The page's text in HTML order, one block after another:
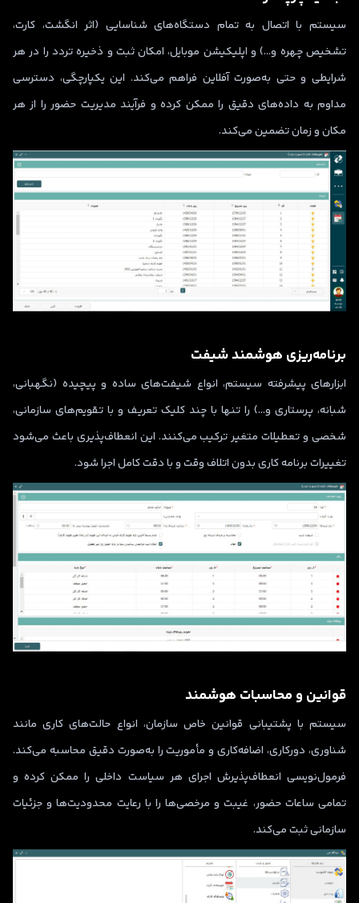
سیستم با اتصال به تمام دستگاه‌های شناسایی (اثر انگشت، کارت،
تشخیص چهره و…) و اپلیکیشن موبایل، امکان ثبت و ذخیره تردد را در هر
شرایطی و حتی به‌صورت آفلاین فراهم می‌کند. این یکپارچگی، دسترسی
مداوم به داده‌های دقیق را ممکن کرده و فرآیند مدیریت حضور را از هر
مکان و زمان تضمین می‌کند.
برنامه‌ریزی هوشمند شیفت
ابزارهای پیشرفته سیستم، انواع شیفت‌های ساده و پیچیده (نگهبانی،
شبانه، پرستاری و…) را تنها با چند کلیک تعریف و با تقویم‌های سازمانی،
شخصی و تعطیلات متغیر ترکیب می‌کنند. این انعطاف‌پذیری باعث می‌شود
تغییرات برنامه کاری بدون اتلاف وقت و با دقت کامل اجرا شود.
قوانین و محاسبات هوشمند
سیستم با پشتیبانی قوانین خاص سازمان، انواع حالت‌های کاری مانند
شناوری، دورکاری، اضافه‌کاری و مأموریت را به‌صورت دقیق محاسبه می‌کند.
فرمول‌نویسی انعطاف‌پذیرش اجرای هر سیاست داخلی را ممکن کرده و
تمامی ساعات حضور، غیبت و مرخصی‌ها را با رعایت محدودیت‌ها و جزئیات
سازمانی ثبت می‌کند.